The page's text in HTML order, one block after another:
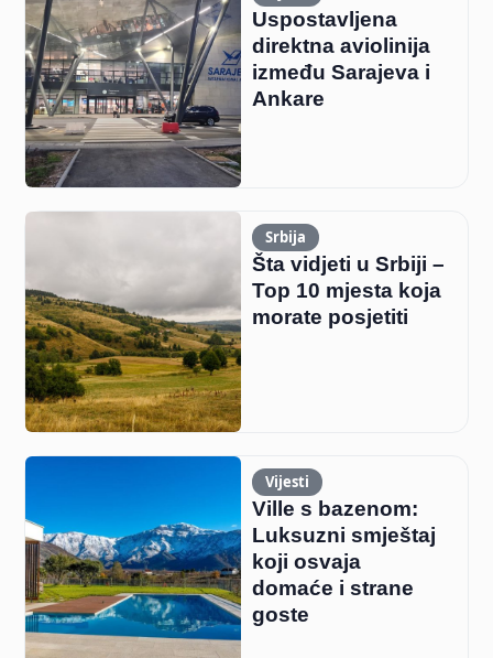
Uspostavljena
direktna aviolinija
između Sarajeva i
Ankare
Srbija
Šta vidjeti u Srbiji –
Top 10 mjesta koja
morate posjetiti
Vijesti
Ville s bazenom:
Luksuzni smještaj
koji osvaja
domaće i strane
goste